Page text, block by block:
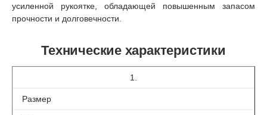
усиленной рукоятке, обладающей повышенным запасом
прочности и долговечности.
Технические характеристики
1.
Размер